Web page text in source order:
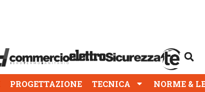
PROGETTAZIONE TECNICA NORME &